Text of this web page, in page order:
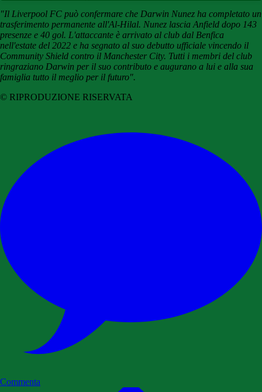
"Il Liverpool FC può confermare che Darwin Nunez ha completato un
trasferimento permanente all'Al-Hilal. Nunez lascia Anfield dopo 143
presenze e 40 gol. L'attaccante è arrivato al club dal Benfica
nell'estate del 2022 e ha segnato al suo debutto ufficiale vincendo il
Community Shield contro il Manchester City. Tutti i membri del club
ringraziano Darwin per il suo contributo e augurano a lui e alla sua
famiglia tutto il meglio per il futuro".
© RIPRODUZIONE RISERVATA
Commenta